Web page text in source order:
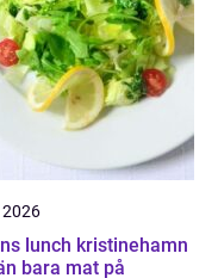
2026
lunch kristinehamn
bara mat på